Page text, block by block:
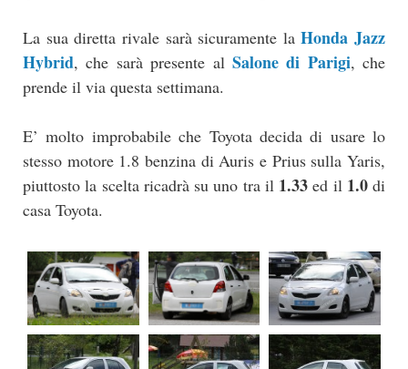
La sua diretta rivale sarà sicuramente laHonda Jazz
Hybrid, che sarà presente al Salone di Parigi, che
prende il via questa settimana.
E’ molto improbabile che Toyota decida di usare lo
stesso motore 1.8 benzina di Auris e Prius sulla Yaris,
piuttosto la scelta ricadrà su uno tra il 1.33 ed il 1.0 di
casa Toyota.